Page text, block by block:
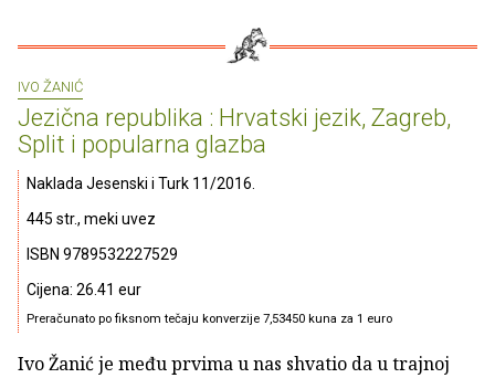
IVO ŽANIĆ
Jezična republika : Hrvatski jezik, Zagreb,
Split i popularna glazba
Naklada Jesenski i Turk 11/2016.
445 str., meki uvez
ISBN 9789532227529
Cijena: 26.41 eur
Preračunato po fiksnom tečaju konverzije 7,53450 kuna za 1 euro
Ivo Žanić je među prvima u nas shvatio da u trajnoj